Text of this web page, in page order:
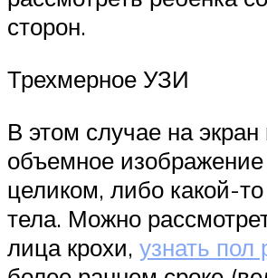
сторон.
Трехмерное УЗИ
В этом случае на
объемное
целиком, либо какой-то
тела. Можно
лица крохи, узнать пол